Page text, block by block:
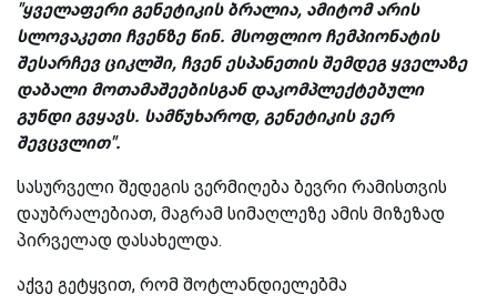
"ყველაფერი გენეტიკის ბრალია, ამიტომ არის
სლოვაკეთი ჩვენზე წინ. მსოფლიო ჩემპიონატის
შესარჩევ ციკლში, ჩვენ ესპანეთის შემდეგ ყველაზე
დაბალი მოთამაშეებისგან დაკომპლექტებული
გუნდი გვყავს. სამწუხაროდ, გენეტიკის ვერ
შევცვლით".
სასურველი შედეგის ვერმიღება ბევრი რამისთვის
დაუბრალებიათ, მაგრამ სიმაღლეზე ამის მიზეზად
პირველად დასახელდა.
აქვე გეტყვით, რომ შოტლანდიელებმა